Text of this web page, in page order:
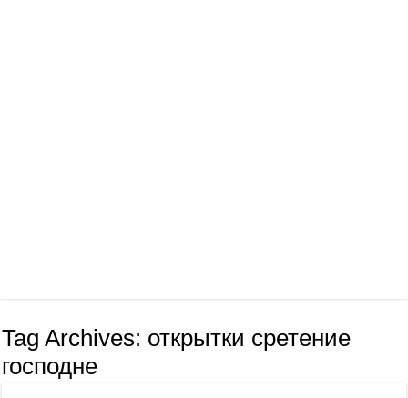
Tag Archives: открытки сретение
господне